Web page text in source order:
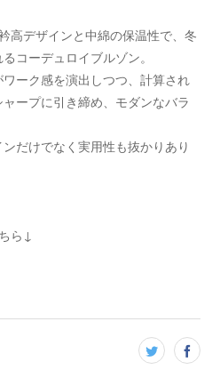
高デザインと中綿の保温性で、冬
コーデュロイブルゾン。
ーク感を演出しつつ、計算され
ープに引き締め、モダンなバラ
だけでなく実用性も抜かりあり
ら↓